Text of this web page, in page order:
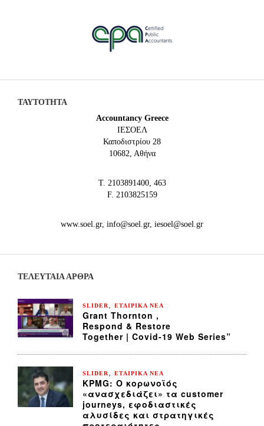
ΤΑΥΤΟΤΗΤΑ
Accountancy Greece
IEΣΟΕΛ
Καποδιστρίου 28
10682, Αθήνα
Τ. 2103891400, 463
F. 2103825159
www.soel.gr, info@soel.gr, iesoel@soel.gr
ΤΕΛΕΥΤΑΙΑ ΆΡΘΡΑ
SLIDER, ΕΤΑΙΡΙΚΑ ΝΕΑ
Grant Thornton ,
Respond & Restore
Together | Covid-19 Web Series”
SLIDER, ΕΤΑΙΡΙΚΑ ΝΕΑ
KPMG: Ο κορωνοϊός
«ανασχεδιάζει» τα customer
journeys, εφοδιαστικές
αλυσίδες και στρατηγικές